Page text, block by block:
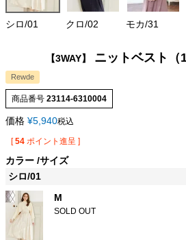
シロ/01 クロ/02 モカ/31
【3WAY】 ニットベスト（
Rewde
商品番号 23114-6310004
価格 ¥5,940税込
[ 54 ポイント進呈 ]
カラー サイズ
シロ/01
M
SOLD OUT